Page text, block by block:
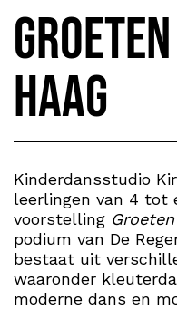
Haag
Kinderdansstudio
leerlingen van 4 tot
voorstelling
podium van De
bestaat uit
waaronder
moderne dans en